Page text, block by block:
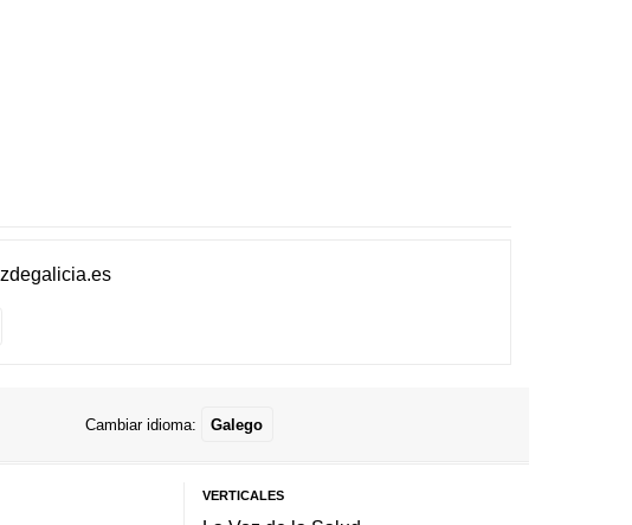
Cambiar idioma: Galego
VERTICALES